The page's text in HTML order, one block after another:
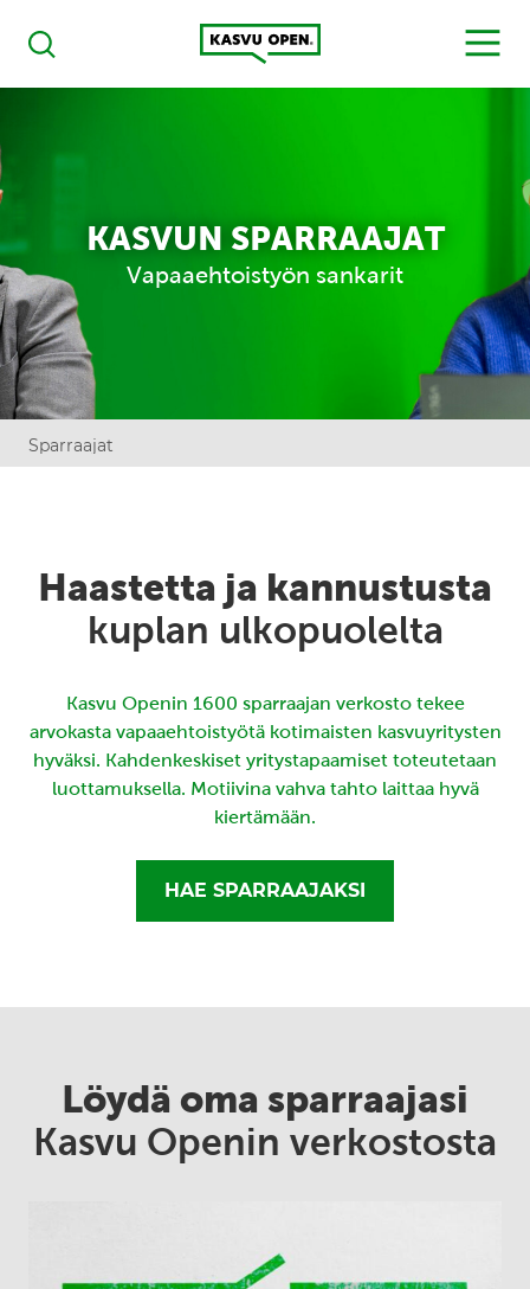
Haku
Kasvu Open
MENU
KASVUN SPARRAAJAT
Vapaaehtoistyön sankarit
Sparraajat
Haastetta ja kannustusta
kuplan ulkopuolelta
Kasvu Openin 1600 sparraajan verkosto tekee
arvokasta vapaaehtoistyötä kotimaisten kasvuyritysten
hyväksi. Kahdenkeskiset yritystapaamiset toteutetaan
luottamuksella. Motiivina vahva tahto laittaa hyvä
kiertämään.
HAE SPARRAAJAKSI
Löydä oma sparraajasi
Kasvu Openin verkostosta